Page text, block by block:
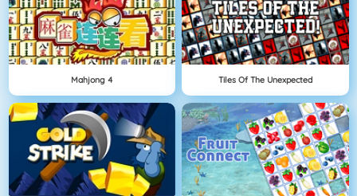
Mahjong 4 Tiles Of The Unexpected